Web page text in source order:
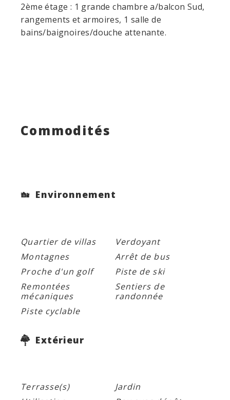
2ème étage : 1 grande chambre a/balcon Sud,
rangements et armoires, 1 salle de
bains/baignoires/douche attenante.
Commodités
Environnement
Quartier de villas
Verdoyant
Montagnes
Arrêt de bus
Proche d'un golf
Piste de ski
Remontées
mécaniques
Sentiers de
randonnée
Piste cyclable
Extérieur
Terrasse(s)
Jardin